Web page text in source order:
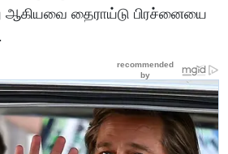
தைராய்டு பிரச்னையை